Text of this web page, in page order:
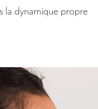
la dynamique propre